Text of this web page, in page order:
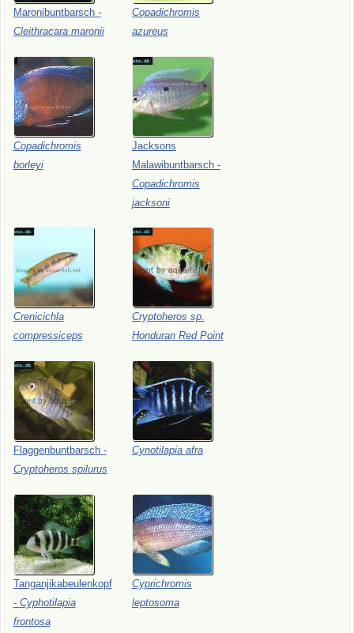
Maronibuntbarsch -
Cleithracara maronii
Copadichromis
azureus
Copadichromis
borleyi
Jacksons
Malawibuntbarsch -
Copadichromis
jacksoni
Crenicichla
compressiceps
Cryptoheros sp.
Honduran Red Point
Flaggenbuntbarsch -
Cryptoheros spilurus
Cynotilapia afra
Tanganjikabeulenkopf
- Cyphotilapia
frontosa
Cyprichromis
leptosoma